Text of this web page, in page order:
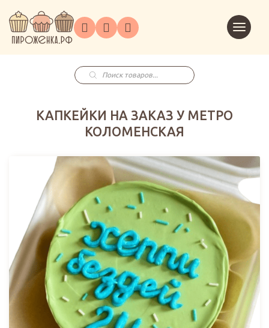
ГлавнаяКаталог
на
заказ
Праздники
Корпоративным
клиентам
в
корзину
Поиск
товаров
КАПКЕЙКИ НА ЗАКАЗ У МЕТРО
КОЛОМЕНСКАЯ